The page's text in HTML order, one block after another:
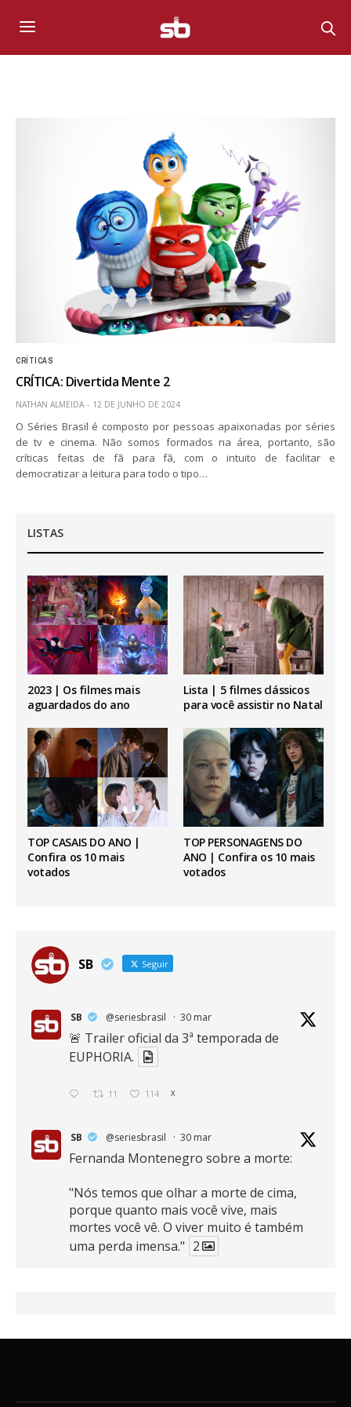
CRÍTICAS
CRÍTICA: Divertida Mente 2
NATHAN ALMEIDA 12 DE JUNHO DE 2024
O Séries Brasil é composto por pessoas apaixonadas por séries
de tv e cinema. Não somos formados na área, portanto, são
críticas feitas de fã para fã, com o intuito de facilitar e
democratizar a leitura para todo o tipo…
LISTAS
2023 | Os filmes mais
aguardados do ano
Lista | 5 filmes clássicos
para você assistir no Natal
TOP CASAIS DO ANO |
Confira os 10 mais
votados
TOP PERSONAGENS DO
ANO | Confira os 10 mais
votados
SB Seguir
SB @seriesbrasil · 30 mar
🚨 Trailer oficial da 3ª temporada de
EUPHORIA.
11 114 X
SB @seriesbrasil · 30 mar
Fernanda Montenegro sobre a morte:
"Nós temos que olhar a morte de cima,
porque quanto mais você vive, mais
mortes você vê. O viver muito é também
uma perda imensa." 2
16 389 X